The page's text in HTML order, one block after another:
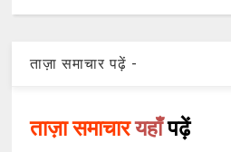
ताज़ा समाचार पढ़ें -
ताज़ा समाचारयहाँपढ़ें